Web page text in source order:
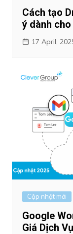
Cách tạo
ý dành
17 April,
Cập nhật mới
Google
Giá Dịch